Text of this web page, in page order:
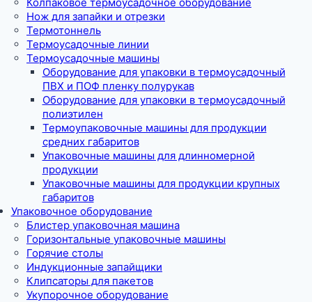
Нож для запайки и отрезки
Термотоннель
Термоусадочные линии
Термоусадочные машины
Оборудование для упаковки в термоусадочный
ПВХ и ПОФ пленку полурукав
Оборудование для упаковки в термоусадочный
полиэтилен
Термоупаковочные машины для продукции
средних габаритов
Упаковочные машины для длинномерной
продукции
Упаковочные машины для продукции крупных
габаритов
Упаковочное оборудование
Блистер упаковочная машина
Горизонтальные упаковочные машины
Горячие столы
Индукционные запайщики
Клипсаторы для пакетов
Укупорочное оборудование